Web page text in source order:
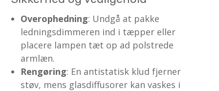
Overophedning: Undgå at pakke
ledningsdimmeren ind i tæpper eller
placere lampen tæt op ad polstrede
armlæn.
Rengøring: En antistatisk klud fjerner
støv, mens glasdiffusorer kan vaskes i